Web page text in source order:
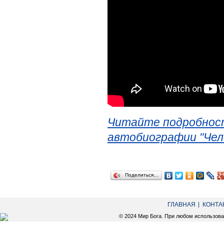
Читайте
автобиографии
Поделиться…
ГЛАВНАЯ
© 2024 Мир Бога. При любом